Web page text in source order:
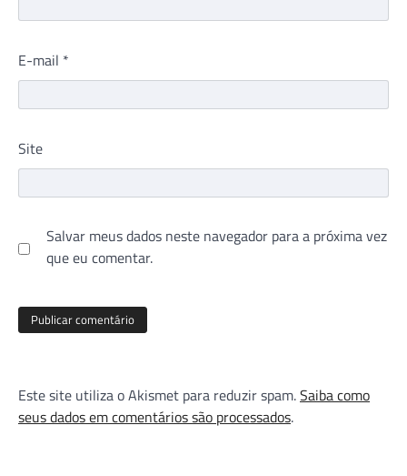
E-mail *
Site
Salvar meus dados neste navegador para a próxima vez
que eu comentar.
Este site utiliza o Akismet para reduzir spam.Saiba como
seus dados em comentários são processados.